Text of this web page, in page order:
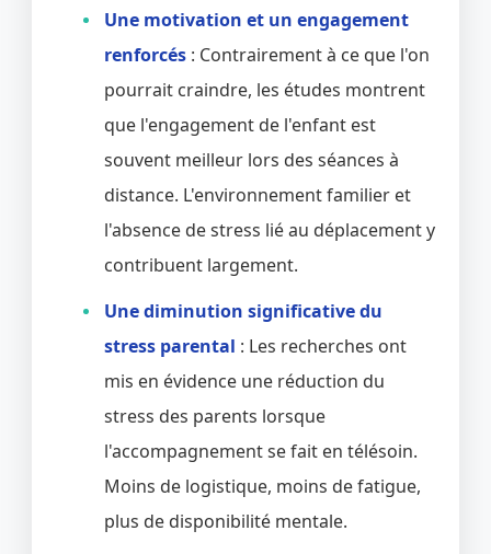
Une motivation et un engagement
renforcés : Contrairement à ce que l'on
pourrait craindre, les études montrent
que l'engagement de l'enfant est
souvent meilleur lors des séances à
distance. L'environnement familier et
l'absence de stress lié au déplacement y
contribuent largement.
Une diminution significative du
stress parental : Les recherches ont
mis en évidence une réduction du
stress des parents lorsque
l'accompagnement se fait en télésoin.
Moins de logistique, moins de fatigue,
plus de disponibilité mentale.